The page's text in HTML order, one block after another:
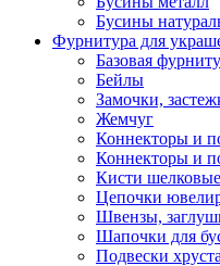
Бусины
Фурнитура для
Базовая
Бейлы
Замочки,
Жемчуг
Коннекторы и
Коннекторы и
Кисти шелковые
Цепочки
Швензы,
Шапочки для
Подвески